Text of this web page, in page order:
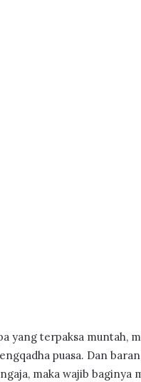
yang terpaksa muntah,
puasa. Dan
maka wajib baginya